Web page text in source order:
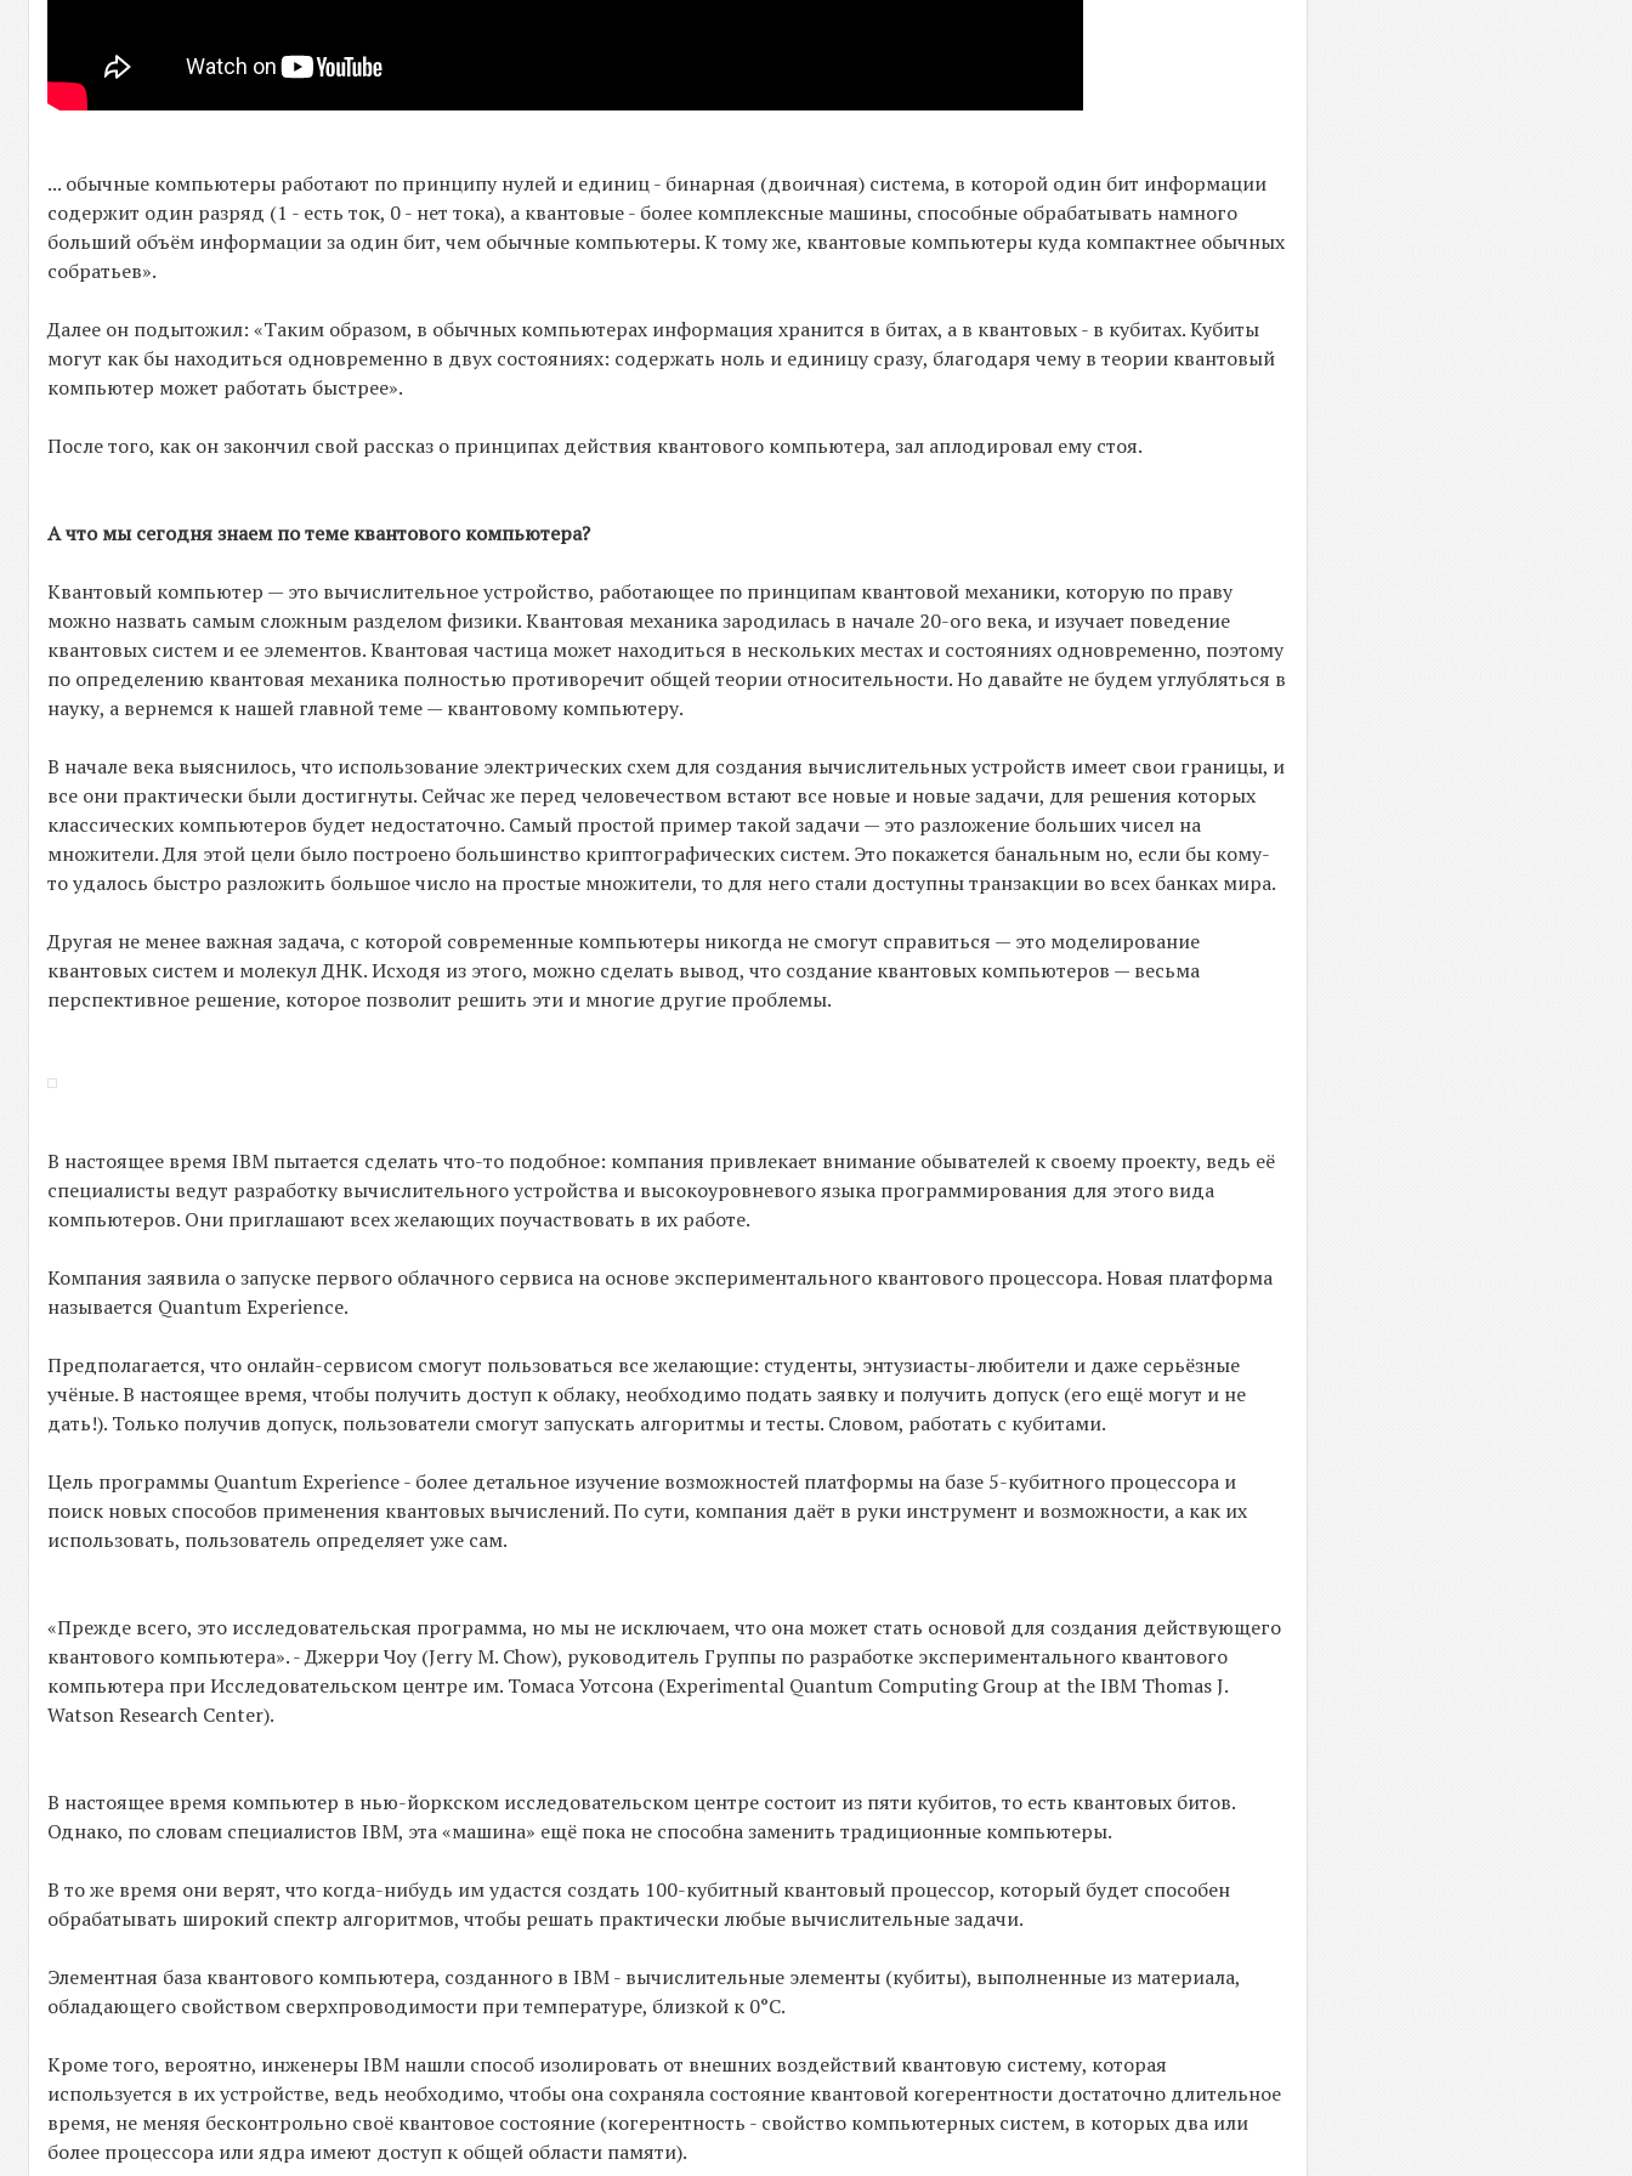
... обычные компьютеры работают по принципу нулей и единиц - бинарная (двоичная) система, в которой один бит информации
содержит один разряд (1 - есть ток, 0 - нет тока), а квантовые - более комплексные машины, способные обрабатывать намного
больший объём информации за один бит, чем обычные компьютеры. К тому же, квантовые компьютеры куда компактнее обычных
собратьев».
Далее он подытожил: «Таким образом, в обычных компьютерах информация хранится в битах, а в квантовых - в кубитах. Кубиты
могут как бы находиться одновременно в двух состояниях: содержать ноль и единицу сразу, благодаря чему в теории квантовый
компьютер может работать быстрее».
После того, как он закончил свой рассказ о принципах действия квантового компьютера, зал аплодировал ему стоя.
А что мы сегодня знаем по теме квантового компьютера?
Квантовый компьютер — это вычислительное устройство, работающее по принципам квантовой механики, которую по праву
можно назвать самым сложным разделом физики. Квантовая механика зародилась в начале 20-ого века, и изучает поведение
квантовых систем и ее элементов. Квантовая частица может находиться в нескольких местах и состояниях одновременно, поэтому
по определению квантовая механика полностью противоречит общей теории относительности. Но давайте не будем углубляться в
науку, а вернемся к нашей главной теме — квантовому компьютеру.
В начале века выяснилось, что использование электрических схем для создания вычислительных устройств имеет свои границы, и
все они практически были достигнуты. Сейчас же перед человечеством встают все новые и новые задачи, для решения которых
классических компьютеров будет недостаточно. Самый простой пример такой задачи — это разложение больших чисел на
множители. Для этой цели было построено большинство криптографических систем. Это покажется банальным но, если бы кому-
то удалось быстро разложить большое число на простые множители, то для него стали доступны транзакции во всех банках мира.
Другая не менее важная задача, с которой современные компьютеры никогда не смогут справиться — это моделирование
квантовых систем и молекул ДНК. Исходя из этого, можно сделать вывод, что создание квантовых компьютеров — весьма
перспективное решение, которое позволит решить эти и многие другие проблемы.
В настоящее время IBM пытается сделать что-то подобное: компания привлекает внимание обывателей к своему проекту, ведь её
специалисты ведут разработку вычислительного устройства и высокоуровневого языка программирования для этого вида
компьютеров. Они приглашают всех желающих поучаствовать в их работе.
Компания заявила о запуске первого облачного сервиса на основе экспериментального квантового процессора. Новая платформа
называется Quantum Experience.
Предполагается, что онлайн-сервисом смогут пользоваться все желающие: студенты, энтузиасты-любители и даже серьёзные
учёные. В настоящее время, чтобы получить доступ к облаку, необходимо подать заявку и получить допуск (его ещё могут и не
дать!). Только получив допуск, пользователи смогут запускать алгоритмы и тесты. Словом, работать с кубитами.
Цель программы Quantum Experience - более детальное изучение возможностей платформы на базе 5-кубитного процессора и
поиск новых способов применения квантовых вычислений. По сути, компания даёт в руки инструмент и возможности, а как их
использовать, пользователь определяет уже сам.
«Прежде всего, это исследовательская программа, но мы не исключаем, что она может стать основой для создания действующего
квантового компьютера». - Джерри Чоу (Jerry M. Chow), руководитель Группы по разработке экспериментального квантового
компьютера при Исследовательском центре им. Томаса Уотсона (Experimental Quantum Computing Group at the IBM Thomas J.
Watson Research Center).
В настоящее время компьютер в нью-йоркском исследовательском центре состоит из пяти кубитов, то есть квантовых битов.
Однако, по словам специалистов IBM, эта «машина» ещё пока не способна заменить традиционные компьютеры.
В то же время они верят, что когда-нибудь им удастся создать 100-кубитный квантовый процессор, который будет способен
обрабатывать широкий спектр алгоритмов, чтобы решать практически любые вычислительные задачи.
Элементная база квантового компьютера, созданного в IBM - вычислительные элементы (кубиты), выполненные из материала,
обладающего свойством сверхпроводимости при температуре, близкой к 0°С.
Кроме того, вероятно, инженеры IBM нашли способ изолировать от внешних воздействий квантовую систему, которая
используется в их устройстве, ведь необходимо, чтобы она сохраняла состояние квантовой когерентности достаточно длительное
время, не меняя бесконтрольно своё квантовое состояние (когерентность - свойство компьютерных систем, в которых два или
более процессора или ядра имеют доступ к общей области памяти).